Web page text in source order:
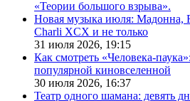
«Теории большого взрыва».
Новая музыка июля: Мадонна,
Charli XCX и не только
31 июля 2026, 19:15
Как смотреть «Человека-
популярной киновселенной
30 июля 2026, 16:37
Театр одного шамана: девять